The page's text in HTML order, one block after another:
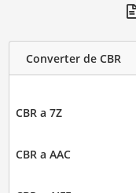
Converter de CBR
CBR a 7Z
CBR a AAC